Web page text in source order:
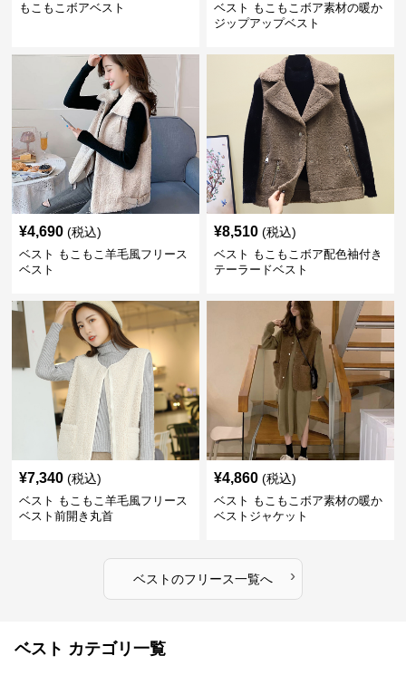
もこもこボアベスト
ベスト もこもこボア素材の暖か
ジップアップベスト
¥4,690 (税込)
ベスト もこもこ羊毛風フリース
ベスト
¥8,510 (税込)
ベスト もこもこボア配色袖付き
テーラードベスト
¥7,340 (税込)
ベスト もこもこ羊毛風フリース
ベスト前開き丸首
¥4,860 (税込)
ベスト もこもこボア素材の暖か
ベストジャケット
ベストのフリース一覧へ ›
ベスト カテゴリ一覧